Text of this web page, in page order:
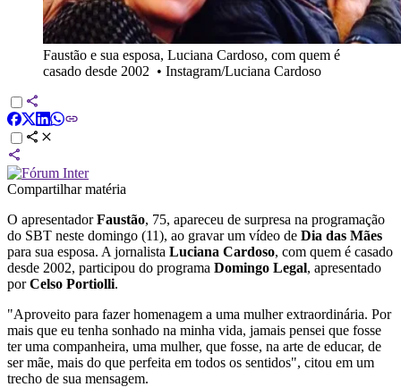
Faustão e sua esposa, Luciana Cardoso, com quem é
casado desde 2002 • Instagram/Luciana Cardoso
Compartilhar matéria
O apresentadorFaustão, 75, apareceu de surpresa na programação
do SBT neste domingo (11), ao gravar um vídeo de Dia das Mães
para sua esposa. A jornalista Luciana Cardoso, com quem é casado
desde 2002, participou do programa Domingo Legal, apresentado
porCelso Portiolli.
"Aproveito para fazer homenagem a uma mulher extraordinária. Por
mais que eu tenha sonhado na minha vida, jamais pensei que fosse
ter uma companheira, uma mulher, que fosse, na arte de educar, de
ser mãe, mais do que perfeita em todos os sentidos", citou em um
trecho de sua mensagem.